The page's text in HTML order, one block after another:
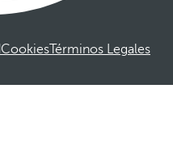
CookiesTérminos Legales